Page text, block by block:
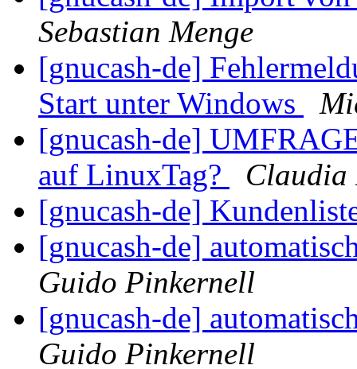
Sebastian Menge
[gnucash-de]
Start unter Windows
[gnucash-de]
auf LinuxTag?
Claudia
[gnucash-de]
[gnucash-de]
Guido Pinkernell
[gnucash-de]
Guido Pinkernell